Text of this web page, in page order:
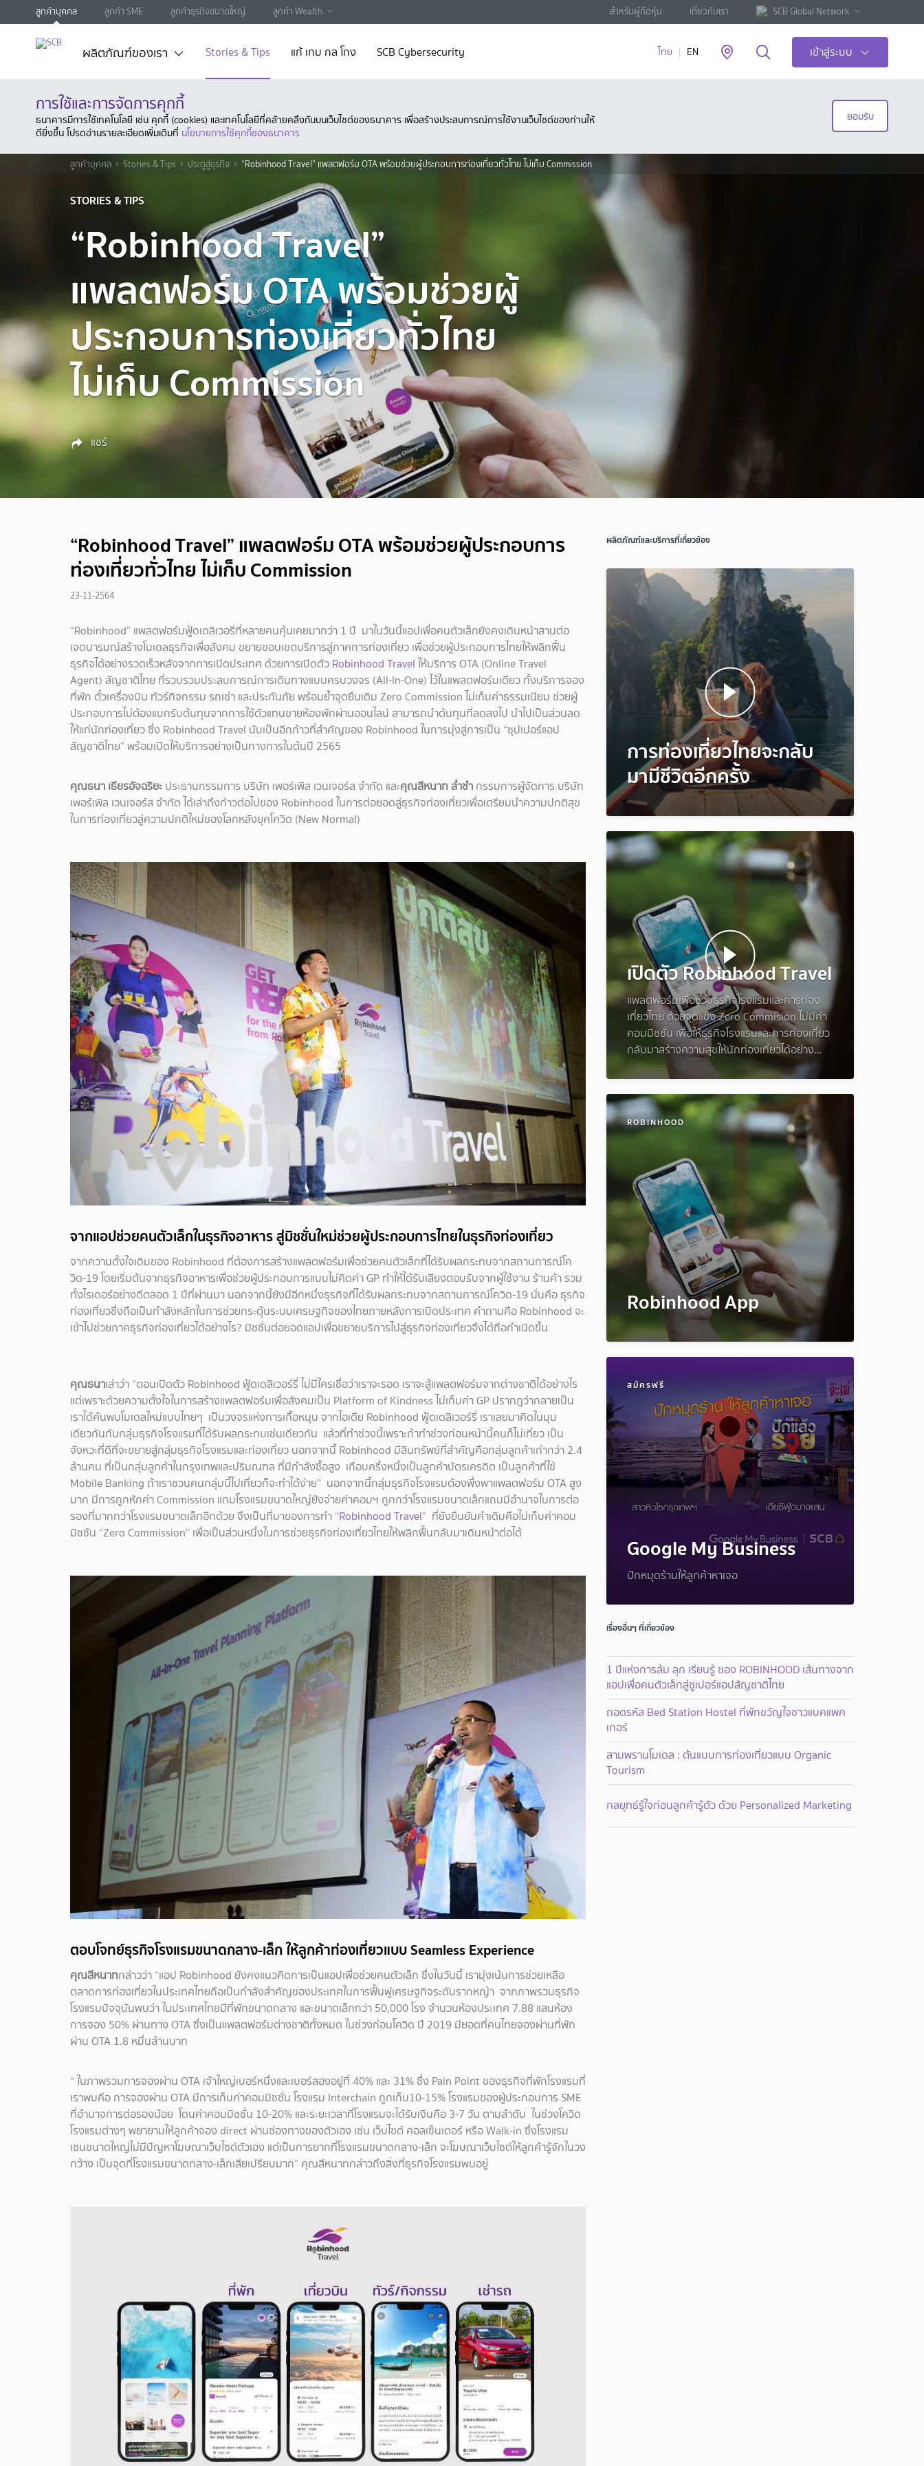
ลูกค้าบุคคล ลูกค้า SME ลูกค้าธุรกิจขนาดใหญ่ ลูกค้า Wealth สำหรับผู้ถือหุ้น เกี่ยวกับเรา SCB Global Network
ผลิตภัณฑ์ของเรา Stories & Tips แก้ เกม กล โกง SCB Cybersecurity ไทย EN เข้าสู่ระบบ
การใช้และการจัดการคุกกี้
ธนาคารมีการใช้เทคโนโลยี เช่น คุกกี้ (cookies) และเทคโนโลยีที่คล้ายคลึงกันบนเว็บไซต์ของธนาคาร เพื่อสร้างประสบการณ์การใช้งานเว็บไซต์ของท่านให้
ดียิ่งขึ้น โปรดอ่านรายละเอียดเพิ่มเติมที่ นโยบายการใช้คุกกี้ของธนาคาร
ยอมรับ
ลูกค้าบุคคล Stories & Tips ประตูสู่ธุรกิจ “Robinhood Travel” แพลตฟอร์ม OTA พร้อมช่วยผู้ประกอบการท่องเที่ยวทั่วไทย ไม่เก็บ Commission
STORIES & TIPS
“Robinhood Travel”
แพลตฟอร์ม OTA พร้อมช่วยผู้
ประกอบการท่องเที่ยวทั่วไทย
ไม่เก็บ Commission
แชร์
“Robinhood Travel” แพลตฟอร์ม OTA พร้อมช่วยผู้ประกอบการ
ท่องเที่ยวทั่วไทย ไม่เก็บ Commission
23-11-2564
“Robinhood” แพลตฟอร์มฟู้ดเดลิเวอรีที่หลายคนคุ้นเคยมากว่า 1 ปี มาในวันนี้แอปเพื่อคนตัวเล็กยังคงเดินหน้าสานต่อ
เจตนารมณ์สร้างโมเดลธุรกิจเพื่อสังคม ขยายขอบเขตบริการสู่ภาคการท่องเที่ยว เพื่อช่วยผู้ประกอบการไทยให้พลิกฟื้น
ธุรกิจได้อย่างรวดเร็วหลังจากการเปิดประเทศ ด้วยการเปิดตัว Robinhood Travelให้บริการ OTA (Online Travel
Agent) สัญชาติไทย ที่รวบรวมประสบการณ์การเดินทางแบบครบวงจร (All-In-One) ไว้ในแพลตฟอร์มเดียว ทั้งบริการจอง
ที่พัก ตั๋วเครื่องบิน ทัวร์กิจกรรม รถเช่า และประกันภัย พร้อมย้ำจุดยืนเดิม Zero Commission ไม่เก็บค่าธรรมเนียม ช่วยผู้
ประกอบการไม่ต้องแบกรับต้นทุนจากการใช้ตัวแทนขายห้องพักผ่านออนไลน์ สามารถนำต้นทุนที่ลดลงไป นำไปเป็นส่วนลด
ให้แก่นักท่องเที่ยว ซึ่ง Robinhood Travel นับเป็นอีกก้าวที่สำคัญของ Robinhood ในการมุ่งสู่การเป็น “ซุปเปอร์แอป
สัญชาติไทย” พร้อมเปิดให้บริการอย่างเป็นทางการในต้นปี 2565
คุณธนา เธียรอัจฉริยะ ประธานกรรมการ บริษัท เพอร์เพิล เวนเจอร์ส จำกัด และคุณสีหนาท ล่ำซำ กรรมการผู้จัดการ บริษัท
เพอร์เพิล เวนเจอร์ส จำกัด ได้เล่าถึงก้าวต่อไปของ Robinhood ในการต่อยอดสู่ธุรกิจท่องเที่ยวเพื่อเตรียมนำความปกติสุข
ในการท่องเที่ยวสู่ความปกติใหม่ของโลกหลังยุคโควิด (New Normal)
จากแอปช่วยคนตัวเล็กในธุรกิจอาหาร สู่มิชชั่นใหม่ช่วยผู้ประกอบการไทยในธุรกิจท่องเที่ยว
จากความตั้งใจเดิมของ Robinhood ที่ต้องการสร้างแพลตฟอร์มเพื่อช่วยคนตัวเล็กที่ได้รับผลกระทบจากสถานการณ์โค
วิด-19 โดยเริ่มต้นจากธุรกิจอาหารเพื่อช่วยผู้ประกอบการแบบไม่คิดค่า GP ทำให้ได้รับเสียงตอบรับจากผู้ใช้งาน ร้านค้า รวม
ทั้งไรเดอร์อย่างดีตลอด 1 ปีที่ผ่านมา นอกจากนี้ยังมีอีกหนึ่งธุรกิจที่ได้รับผลกระทบจากสถานการณ์โควิด-19 นั่นคือ ธุรกิจ
ท่องเที่ยวซึ่งถือเป็นกำลังหลักในการช่วยกระตุ้นระบบเศรษฐกิจของไทยภายหลังการเปิดประเทศ คำถามคือ Robinhood จะ
เข้าไปช่วยภาคธุรกิจท่องเที่ยวได้อย่างไร? มิชชั่นต่อยอดแอปเพื่อขยายบริการไปสู่ธุรกิจท่องเที่ยวจึงได้ถือกำเนิดขึ้น
คุณธนาเล่าว่า “ตอนเปิดตัว Robinhood ฟู้ดเดลิเวอร์รี่ ไม่มีใครเชื่อว่าเราจะรอด เราจะสู้แพลตฟอร์มจากต่างชาติได้อย่างไร
แต่เพราะด้วยความตั้งใจในการสร้างแพลตฟอร์มเพื่อสังคมเป็น Platform of Kindness ไม่เก็บค่า GP ปรากฎว่ากลายเป็น
เราได้ค้นพบโมเดลใหม่แบบไทยๆ เป็นวงจรแห่งการเกื้อหนุน จากไอเดีย Robinhood ฟู้ดเดลิเวอร์รี่ เราเลยมาคิดในมุม
เดียวกันกับกลุ่มธุรกิจโรงแรมที่ได้รับผลกระทบเช่นเดียวกัน แล้วที่ทำช่วงนี้เพราะถ้าทำช่วงก่อนหน้านี้คนก็ไม่เที่ยว เป็น
จังหวะที่ดีที่จะขยายสู่กลุ่มธุรกิจโรงแรมและท่องเที่ยว นอกจากนี้ Robinhood มีสินทรัพย์ที่สำคัญคือกลุ่มลูกค้าเก่ากว่า 2.4
ล้านคน ที่เป็นกลุ่มลูกค้าในกรุงเทพและปริมณฑล ที่มีกำลังซื้อสูง เกือบครึ่งหนึ่งเป็นลูกค้าบัตรเครดิต เป็นลูกค้าที่ใช้
Mobile Banking ถ้าเราชวนคนกลุ่มนี้ไปเที่ยวก็จะทำได้ง่าย” นอกจากนี้กลุ่มธุรกิจโรงแรมต้องพึ่งพาแพลตฟอร์ม OTA สูง
มาก มีการถูกหักค่า Commission แถมโรงแรมขนาดใหญ่ยังจ่ายค่าคอมฯ ถูกกว่าโรงแรมขนาดเล็กแถมมีอำนาจในการต่อ
รองที่มากกว่าโรงแรมขนาดเล็กอีกด้วย จึงเป็นที่มาของการทำ “Robinhood Travel” ที่ยังยืนยันคำเดิมคือไม่เก็บค่าคอม
มิชชัน “Zero Commission” เพื่อเป็นส่วนหนึ่งในการช่วยธุรกิจท่องเที่ยวไทยให้พลิกฟื้นกลับมาเดินหน้าต่อได้
ตอบโจทย์ธุรกิจโรงแรมขนาดกลาง-เล็ก ให้ลูกค้าท่องเที่ยวแบบ Seamless Experience
คุณสีหนาทกล่าวว่า “แอป Robinhood ยังคงแนวคิดการเป็นแอปเพื่อช่วยคนตัวเล็ก ซึ่งในวันนี้ เรามุ่งเน้นการช่วยเหลือ
ตลาดการท่องเที่ยวในประเทศไทยถือเป็นกำลังสำคัญของประเทศในการฟื้นฟูเศรษฐกิจระดับรากหญ้า จากภาพรวมธุรกิจ
โรงแรมปัจจุบันพบว่า ในประเทศไทยมีที่พักขนาดกลาง และขนาดเล็กกว่า 50,000 โรง จำนวนห้องประเทศ 7.88 แสนห้อง
การจอง 50% ผ่านทาง OTA ซึ่งเป็นแพลตฟอร์มต่างชาติทั้งหมด ในช่วงก่อนโควิด ปี 2019 มียอดที่คนไทยจองผ่านที่พัก
ผ่าน OTA 1.8 หมื่นล้านบาท
“ ในภาพรวมการจองผ่าน OTA เจ้าใหญ่เบอร์หนึ่งและเบอร์สองอยู่ที่ 40% และ 31% ซึ่ง Pain Point ของธุรกิจที่พักโรงแรมที่
เราพบคือ การจองผ่าน OTA มีการเก็บค่าคอมมิชชั่น โรงแรม Interchain ถูกเก็บ10-15% โรงแรมของผู้ประกอบการ SME
ที่อำนาจการต่อรองน้อย โดนค่าคอมมิชชั่น 10-20% และระยะเวลาที่โรงแรมจะได้รับเงินคือ 3-7 วัน ตามลำดับ ในช่วงโควิด
โรงแรมต่างๆ พยายามให้ลูกค้าจอง direct ผ่านช่องทางของตัวเอง เช่น เว็บไซต์ คอลเซ็นเตอร์ หรือ Walk-in ซึ่งโรงแรม
เชนขนาดใหญ่ไม่มีปัญหาโฆษณาเว็บไซต์ตัวเอง แต่เป็นการยากที่โรงแรมขนาดกลาง-เล็ก จะโฆษณาเว็บไซต์ให้ลูกค้ารู้จักในวง
กว้าง เป็นจุดที่โรงแรมขนาดกลาง-เล็กเสียเปรียบมาก” คุณสีหนาทกล่าวถึงสิ่งที่ธุรกิจโรงแรมพบอยู่
ผลิตภัณฑ์และบริการที่เกี่ยวข้อง
การท่องเที่ยวไทยจะกลับ
มามีชีวิตอีกครั้ง
เปิดตัว Robinhood Travel
แพลตฟอร์มเพื่อช่วยธุรกิจโรงแรมและการท่อง
เที่ยวไทย ด้วยจุดแข็ง Zero Commision ไม่มีค่า
คอมมิชชั่น เพื่อให้ธุรกิจโรงแรมและการท่องเที่ยว
กลับมาสร้างความสุขให้นักท่องเที่ยวได้อย่าง
ยั่งยืน
ROBINHOOD
Robinhood App
สมัครฟรี
Google My Business
ปักหมุดร้านให้ลูกค้าหาเจอ
เรื่องอื่นๆ ที่เกี่ยวข้อง
1 ปีแห่งการล้ม ลุก เรียนรู้ ของ ROBINHOOD เส้นทางจาก
แอปเพื่อคนตัวเล็กสู่ซูเปอร์แอปสัญชาติไทย
ถอดรหัส Bed Station Hostel ที่พักขวัญใจชาวแบคแพค
เกอร์
สามพรานโมเดล : ต้นแบบการท่องเที่ยวแบบ Organic
Tourism
กลยุทธ์รู้ใจก่อนลูกค้ารู้ตัว ด้วย Personalized Marketing